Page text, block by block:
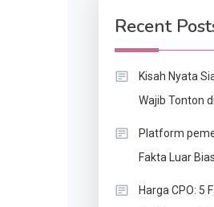
Recent
Kisah Nyata
Wajib Tonton
Platform
Fakta Luar
Harga CPO: 5